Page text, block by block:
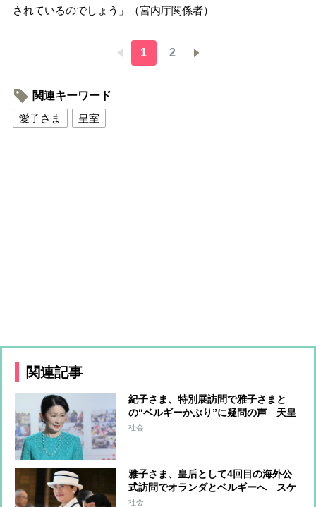
されているのでしょう」（宮内庁関係者）
1 2
関連キーワード
愛子さま
皇室
関連記事
紀子さま、特別展訪問で雅子さまと
の“ベルギーかぶり”に疑問の声 天皇
家と秋篠宮家の間では度々公務が“バ
社会
雅子さま、皇后として4回目の海外公
式訪問でオランダとベルギーへ スケ
ジュールには“謎の空白” 宿泊先は両
社会